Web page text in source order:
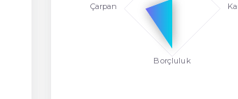
Borçluluk
Çarpan